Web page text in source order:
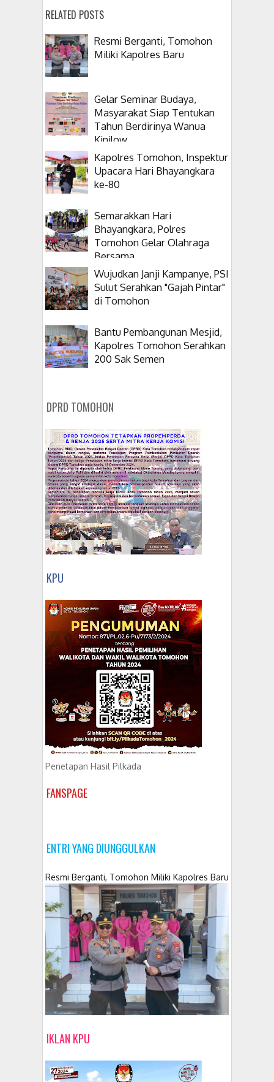
RELATED POSTS
Resmi Berganti, Tomohon
Miliki Kapolres Baru
Gelar Seminar Budaya,
Masyarakat Siap Tentukan
Tahun Berdirinya Wanua
Kinilow
Kapolres Tomohon, Inspektur
Upacara Hari Bhayangkara
ke-80
Semarakkan Hari
Bhayangkara, Polres
Tomohon Gelar Olahraga
Bersama
Wujudkan Janji Kampanye, PSI
Sulut Serahkan "Gajah Pintar"
di Tomohon
Bantu Pembangunan Mesjid,
Kapolres Tomohon Serahkan
200 Sak Semen
DPRD TOMOHON
KPU
Penetapan Hasil Pilkada
FANSPAGE
ENTRI YANG DIUNGGULKAN
Resmi Berganti, Tomohon Miliki Kapolres Baru
IKLAN KPU